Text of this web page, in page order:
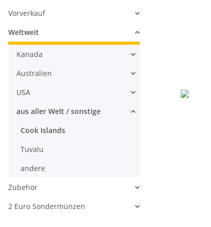
Vorverkauf
Weltweit
Kanada
Australien
USA
aus aller Welt / sonstige
Cook Islands
Tuvalu
andere
Zubehör
2 Euro Sondermünzen